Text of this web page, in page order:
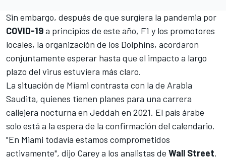
Sin embargo, después de que surgiera la pandemia por
COVID-19a principios de este año, F1 y los promotores
locales, la organización de los Dolphins, acordaron
conjuntamente esperar hasta que el impacto a largo
plazo del virus estuviera más claro.
La situación de Miami contrasta con la de Arabia
Saudita, quienes tienen planes para una carrera
callejera nocturna en Jeddah en 2021. El país árabe
solo está a la espera de la confirmación del calendario.
"En Miami todavía estamos comprometidos
activamente", dijo Carey a los analistas de Wall Street.